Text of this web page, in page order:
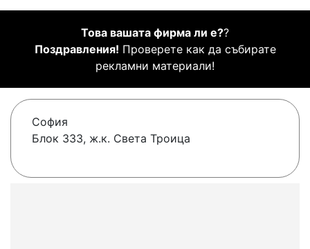
Това вашата фирма ли е??
Поздравления! Проверете как да събирате
рекламни материали!
София
Блок 333, ж.к. Света Троица